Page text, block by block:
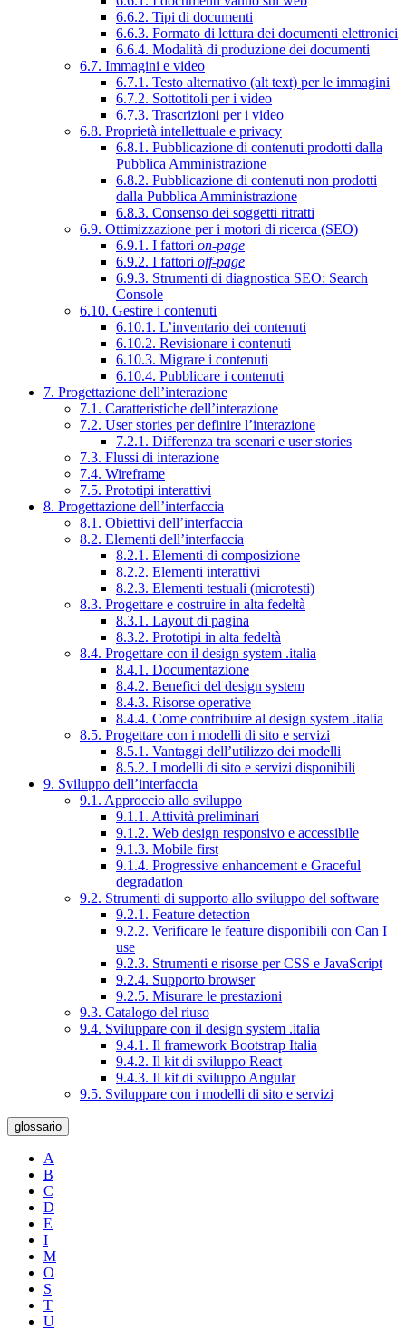
6.6.2. Tipi di documenti
6.6.3. Formato di lettura dei documenti elettronici
6.6.4. Modalità di produzione dei documenti
6.7. Immagini e video
6.7.1. Testo alternativo (alt text) per le immagini
6.7.2. Sottotitoli per i video
6.7.3. Trascrizioni per i video
6.8. Proprietà intellettuale e privacy
6.8.1. Pubblicazione di contenuti prodotti dalla
Pubblica Amministrazione
6.8.2. Pubblicazione di contenuti non prodotti
dalla Pubblica Amministrazione
6.8.3. Consenso dei soggetti ritratti
6.9. Ottimizzazione per i motori di ricerca (SEO)
6.9.1. I fattori on-page
6.9.2. I fattori off-page
6.9.3. Strumenti di diagnostica SEO: Search
Console
6.10. Gestire i contenuti
6.10.1. L’inventario dei contenuti
6.10.2. Revisionare i contenuti
6.10.3. Migrare i contenuti
6.10.4. Pubblicare i contenuti
7. Progettazione dell’interazione
7.1. Caratteristiche dell’interazione
7.2. User stories per definire l’interazione
7.2.1. Differenza tra scenari e user stories
7.3. Flussi di interazione
7.4. Wireframe
7.5. Prototipi interattivi
8. Progettazione dell’interfaccia
8.1. Obiettivi dell’interfaccia
8.2. Elementi dell’interfaccia
8.2.1. Elementi di composizione
8.2.2. Elementi interattivi
8.2.3. Elementi testuali (microtesti)
8.3. Progettare e costruire in alta fedeltà
8.3.1. Layout di pagina
8.3.2. Prototipi in alta fedeltà
8.4. Progettare con il design system .italia
8.4.1. Documentazione
8.4.2. Benefici del design system
8.4.3. Risorse operative
8.4.4. Come contribuire al design system .italia
8.5. Progettare con i modelli di sito e servizi
8.5.1. Vantaggi dell’utilizzo dei modelli
8.5.2. I modelli di sito e servizi disponibili
9. Sviluppo dell’interfaccia
9.1. Approccio allo sviluppo
9.1.1. Attività preliminari
9.1.2. Web design responsivo e accessibile
9.1.3. Mobile first
9.1.4. Progressive enhancement e Graceful
degradation
9.2. Strumenti di supporto allo sviluppo del software
9.2.1. Feature detection
9.2.2. Verificare le feature disponibili con Can I
use
9.2.3. Strumenti e risorse per CSS e JavaScript
9.2.4. Supporto browser
9.2.5. Misurare le prestazioni
9.3. Catalogo del riuso
9.4. Sviluppare con il design system .italia
9.4.1. Il framework Bootstrap Italia
9.4.2. Il kit di sviluppo React
9.4.3. Il kit di sviluppo Angular
9.5. Sviluppare con i modelli di sito e servizi
glossario
A
B
C
D
E
I
M
O
S
T
U